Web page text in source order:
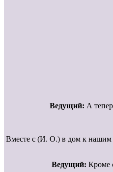
Ведущий: А
Вместе с (И. О.) в дом к нашим
Ведущий: Кроме